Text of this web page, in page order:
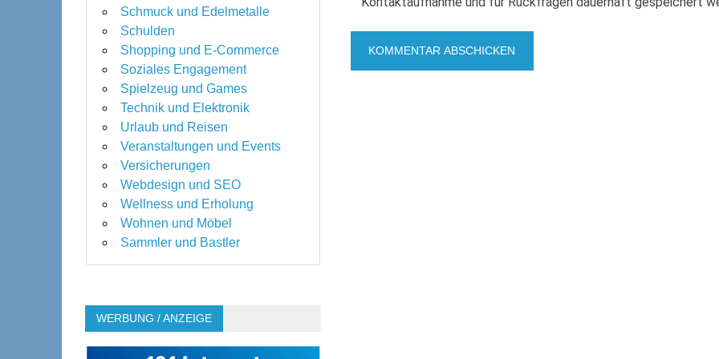
Schmuck und Edelmetalle
Schulden
Shopping und E-Commerce
Soziales Engagement
Spielzeug und Games
Technik und Elektronik
Urlaub und Reisen
Veranstaltungen und Events
Versicherungen
Webdesign und SEO
Wellness und Erholung
Wohnen und Möbel
Sammler und Bastler
WERBUNG / ANZEIGE